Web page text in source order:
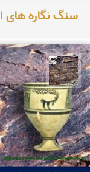
سنگ نگاره های
محمد ناصری فرد